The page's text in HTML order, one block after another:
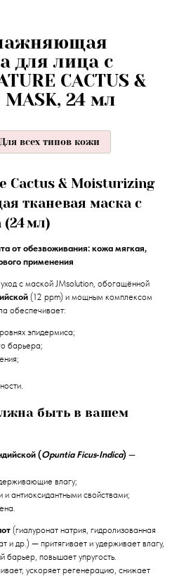
для лица с
CACTUS &
24 мл
Для всех типов кожи
Cactus & Moisturizing
тканевая маска с
(24 мл)
от обезвоживания: кожа мягкая,
применения
с маской JMsolution, обогащённой
(12 ppm) и мощным комплексом
обеспечивает:
эпидермиса;
барьера;
быть в вашем
(Opuntia Ficus‑Indica) —
влагу;
антиоксидантными свойствами;
(гиалуронат натрия, гидролизованная
и др.) — притягивает и удерживает влагу,
повышает упругость.
ускоряет регенерацию, снижает